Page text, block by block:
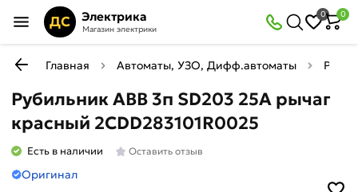
ДС Электрика
Магазин электрики
0 0
Главная Автоматы, УЗО, Дифф.автоматы
Рубильник ABB 3п SD203 25A рычаг
красный 2CDD283101R0025
Есть в наличии Оставить отзыв
Оригинал